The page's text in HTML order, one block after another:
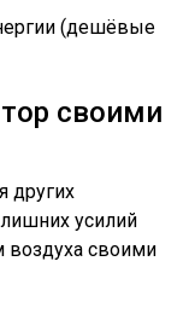
(дешёвые
своими
других
усилий
воздуха своими